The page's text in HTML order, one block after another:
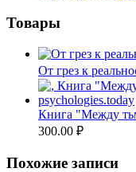
Товары
От грез к
Книга "Между
300.00 ₽
Похожие записи